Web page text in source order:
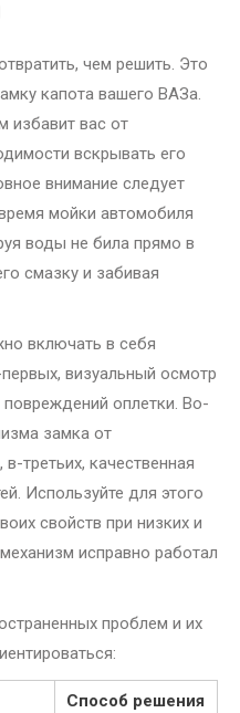
чем решить. Это
капота вашего ВАЗа.
избавит вас от
вскрывать его
внимание следует
мойки автомобиля
воды не била прямо в
смазку и забивая
включать в себя
визуальный осмотр
оплетки. Во-
замка от
третьих, качественная
Используйте для этого
свойств при низких и
исправно работал
проблем и их
Способ решения